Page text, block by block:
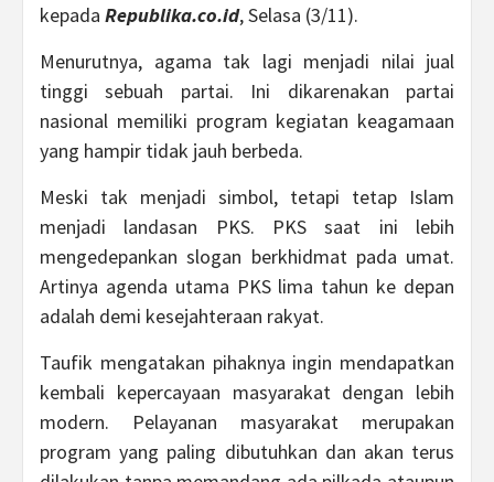
kepada Republika.co.id, Selasa (3/11).
Menurutnya, agama tak lagi menjadi nilai jual
tinggi sebuah partai. Ini dikarenakan partai
nasional memiliki program kegiatan keagamaan
yang hampir tidak jauh berbeda.
Meski tak menjadi simbol, tetapi tetap Islam
menjadi landasan PKS. PKS saat ini lebih
mengedepankan slogan berkhidmat pada umat.
Artinya agenda utama PKS lima tahun ke depan
adalah demi kesejahteraan rakyat.
Taufik mengatakan pihaknya ingin mendapatkan
kembali kepercayaan masyarakat dengan lebih
modern. Pelayanan masyarakat merupakan
program yang paling dibutuhkan dan akan terus